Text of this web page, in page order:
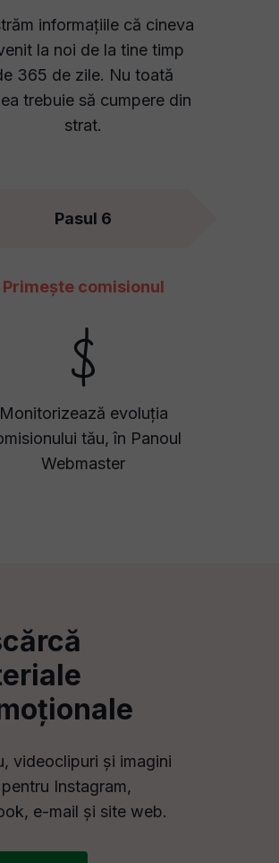
videoclipuri și imagini
Instagram,
e-mail și site web.
Monitorizează evoluția
tău, în Panoul
Webmaster
Primește comisionul
Pasul 6
informațiile că cineva
la noi de la tine timp
365 de zile. Nu toată
trebuie să cumpere din
strat.